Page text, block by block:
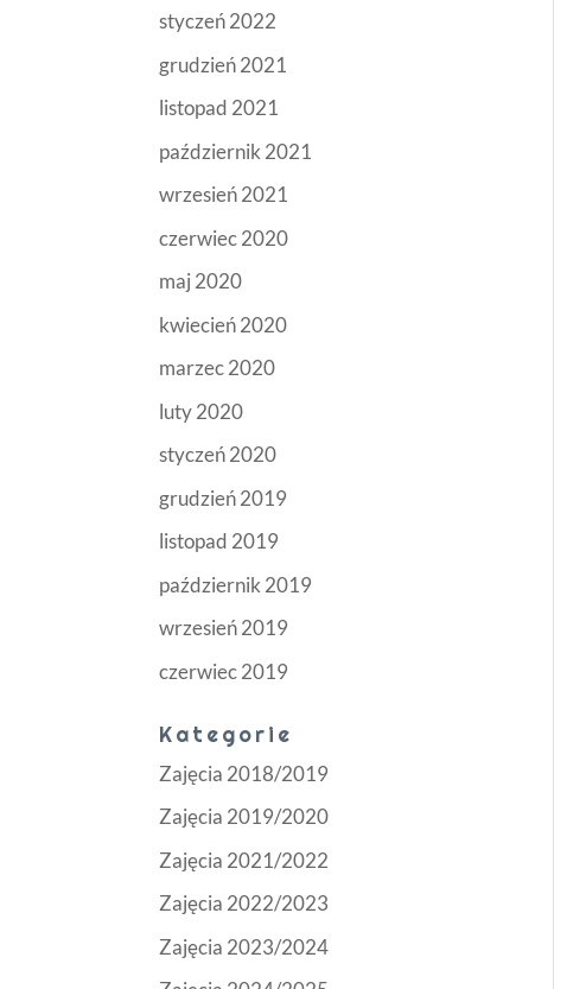
styczeń 2022
grudzień 2021
listopad 2021
październik 2021
wrzesień 2021
czerwiec 2020
maj 2020
kwiecień 2020
marzec 2020
luty 2020
styczeń 2020
grudzień 2019
listopad 2019
październik 2019
wrzesień 2019
czerwiec 2019
Kategorie
Zajęcia 2018/2019
Zajęcia 2019/2020
Zajęcia 2021/2022
Zajęcia 2022/2023
Zajęcia 2023/2024